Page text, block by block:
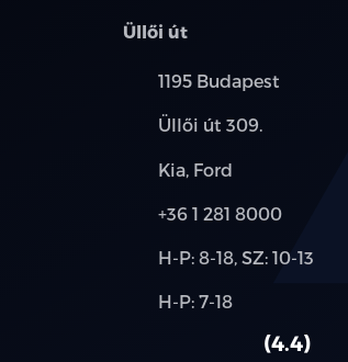
Üllői út
Település:
1195 Budapest
Cím:
Üllői út 309.
Márkák:
Kia, Ford
Telefon:
+36 1 281 8000
Új-
használt
H-P: 8-18, SZ: 10-13
Alkatrész,
H-P: 7-18
4.4